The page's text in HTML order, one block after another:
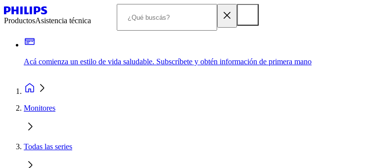
ProductosAsistencia técnica
Acá comienza un estilo de vida saludable. Subscríbete y obtén información de primera mano
Monitores
Todas las series